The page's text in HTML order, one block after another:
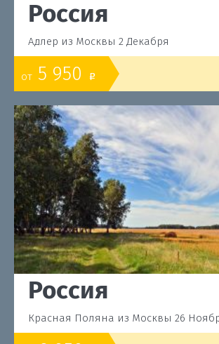
Россия
Адлер из Москвы 2 Декабря
от 5 950 o
Россия
Красная Поляна из Москвы 26